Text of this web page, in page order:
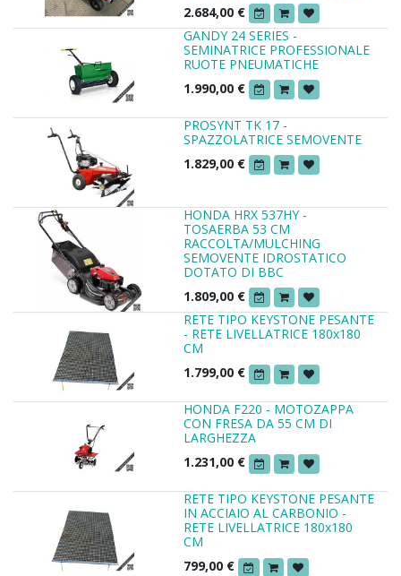
2.684,00 €
GANDY 24 SERIES -
SEMINATRICE PROFESSIONALE
RUOTE PNEUMATICHE
1.990,00 €
PROSYNT TK 17 -
SPAZZOLATRICE SEMOVENTE
1.829,00 €
HONDA HRX 537HY -
TOSAERBA 53 CM
RACCOLTA/MULCHING
SEMOVENTE IDROSTATICO
DOTATO DI BBC
1.809,00 €
RETE TIPO KEYSTONE PESANTE
- RETE LIVELLATRICE 180x180
CM
1.799,00 €
HONDA F220 - MOTOZAPPA
CON FRESA DA 55 CM DI
LARGHEZZA
1.231,00 €
RETE TIPO KEYSTONE PESANTE
IN ACCIAIO AL CARBONIO -
RETE LIVELLATRICE 180x180
CM
799,00 €